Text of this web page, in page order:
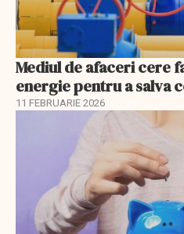
Mediul de afaceri cere
energie pentru a salva
11 FEBRUARIE 2026